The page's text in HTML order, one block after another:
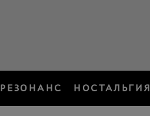
РЕЗОНАНС НОСТАЛЬГИЯ